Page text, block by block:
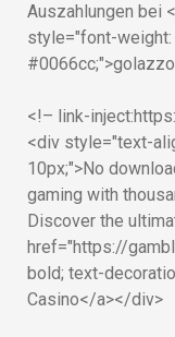
Auszahlungen bei
style="font-weight:
<!– link-
<div style="text-
10px;">No
gaming with
Discover the
href="https://
bold; text-
Casino</a></div>